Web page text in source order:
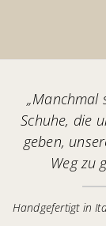
„Manchmal
Schuhe, die
geben,
Weg zu
Handgefertigt in